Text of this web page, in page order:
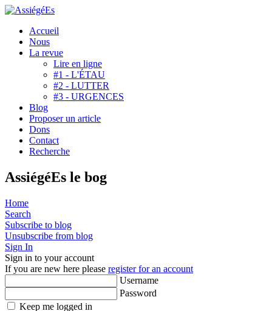
Accueil
Nous
La revue
Lire en ligne
#1 - L'ÉTAU
#2 - LUTTER
#3 - URGENCES
Blog
Proposer un article
Dons
Contact
Recherche
AssiégéEs le bog
Home
Search
Subscribe to blog
Unsubscribe from blog
Sign In
Sign in to your account
If you are new here please register for an account
Username
Password
Keep me logged in